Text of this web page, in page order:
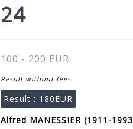
24
100 - 200 EUR
Result without fees
Result : 180EUR
Alfred MANESSIER (1911-